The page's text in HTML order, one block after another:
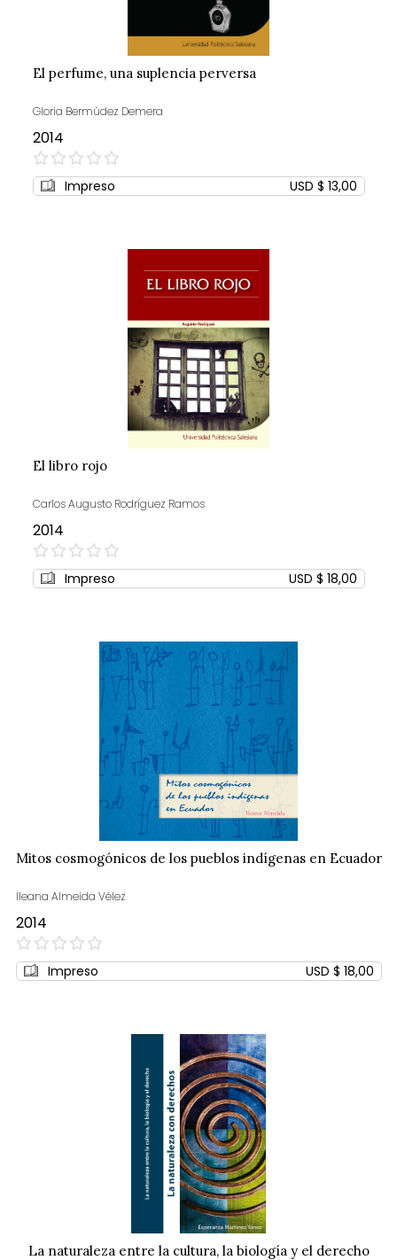
El perfume, una suplencia perversa
Gloria Bermúdez Demera
2014
0%
Impreso USD $ 13,00
El libro rojo
Carlos Augusto Rodríguez Ramos
2014
0%
Impreso USD $ 18,00
Mitos cosmogónicos de los pueblos indígenas en Ecuador
Ileana Almeida Vélez
2014
0%
Impreso USD $ 18,00
La naturaleza entre la cultura, la biología y el derecho